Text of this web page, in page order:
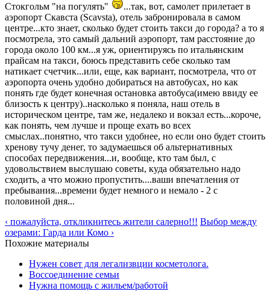
Стокгольм "на погулять"
...так, вот, самолет прилетает в
аэропорт Скавста (Scavsta), отель забронировала в самом
центре...кто знает, сколько будет стоить такси до города? а то я
посмотрела, это самый дальний аэропорт, там расстояние до
города около 100 км...я уж, ориентируясь по итальянским
прайсам на такси, боюсь представить себе сколько там
натикает счетчик...или, еще, как вариант, посмотрела, что от
аэропорта очень удобно добираться на автобусах, но как
понять где будет конечная остановка автобуса(имею ввиду ее
близость к центру)..насколько я поняла, наш отель в
историческом центре, там же, недалеко и вокзал есть...короче,
как понять, чем лучше и проще ехать во всех
смыслах..понятно, что такси удобнее, но если оно будет стоить
хренову тучу денег, то задумаешься об альтернативных
способах передвижения...и, вообще, кто там был, с
удовольствием выслушаю советы, куда обязательно надо
сходить, а что можно пропустить....ваши впечатления от
пребывания...времени будет немного и немало - 2 с
половиной дня...
‹ пожалуйста, откликнитесь жители салерно!!! Выбор между
озерами: Гарда или Комо ›
Похожие материалы
Нужен совет для легализвции косметолога.
Воссоединение семьи
Нужна помощь с жильем/работой